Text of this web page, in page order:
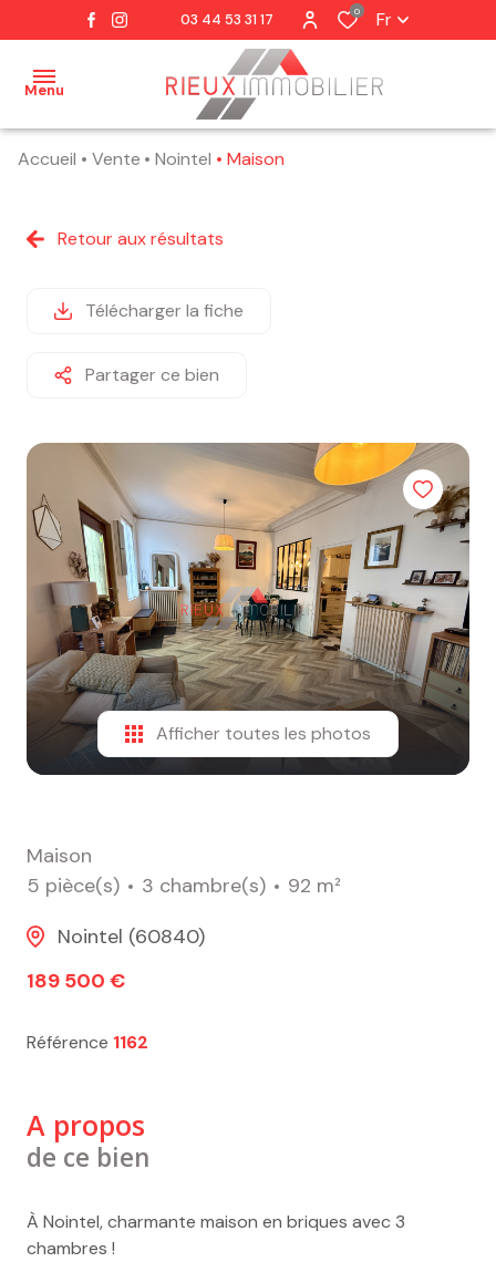
03 44 53 31 17 0 Fr
Menu
notre
estimation
alerte
e-
mail
contact
Accueil Vente Nointel Maison
Retour aux résultats
Télécharger la fiche
Partager ce bien
Afficher toutes les photos
Maison
5 pièce(s)
3 chambre(s)
92 m²
Nointel (60840)
189 500 €
Référence 1162
A propos
de ce bien
À Nointel, charmante maison en briques avec 3
chambres !